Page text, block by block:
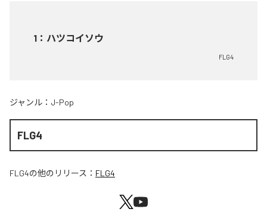
1 ： ハツコイソウ
FLG4
ジャンル： J-Pop
FLG4
FLG4の他のリリース： FLG4